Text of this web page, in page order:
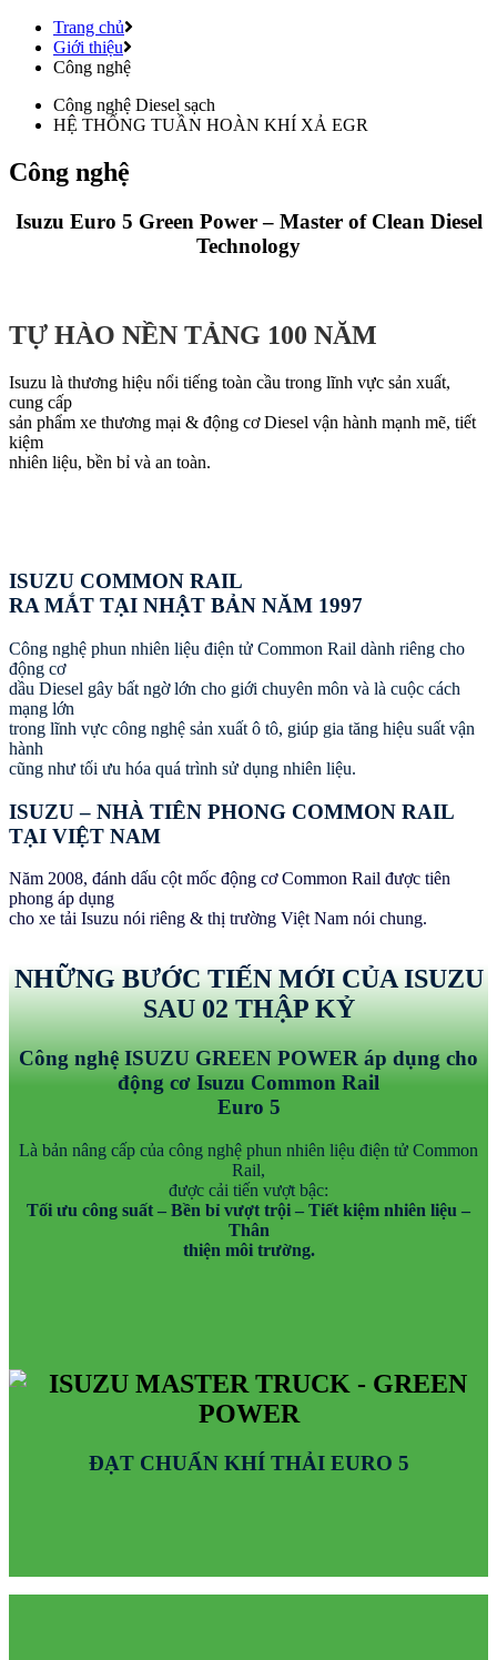
Trang chủ
Giới thiệu
Công nghệ
Công nghệ Diesel sạch
HỆ THỐNG TUẦN HOÀN KHÍ XẢ EGR
Công nghệ
Isuzu Euro 5 Green Power – Master of Clean Diesel
Technology
TỰ HÀO NỀN TẢNG 100 NĂM
Isuzu là thương hiệu nổi tiếng toàn cầu trong lĩnh vực sản xuất,
cung cấp
sản phẩm xe thương mại & động cơ Diesel vận hành mạnh mẽ, tiết
kiệm
nhiên liệu, bền bỉ và an toàn.
ISUZU COMMON RAIL
RA MẮT TẠI NHẬT BẢN NĂM 1997
Công nghệ phun nhiên liệu điện tử Common Rail dành riêng cho
động cơ
dầu Diesel gây bất ngờ lớn cho giới chuyên môn và là cuộc cách
mạng lớn
trong lĩnh vực công nghệ sản xuất ô tô, giúp gia tăng hiệu suất vận
hành
cũng như tối ưu hóa quá trình sử dụng nhiên liệu.
ISUZU – NHÀ TIÊN PHONG COMMON RAIL
TẠI VIỆT NAM
Năm 2008, đánh dấu cột mốc động cơ Common Rail được tiên
phong áp dụng
cho xe tải Isuzu nói riêng & thị trường Việt Nam nói chung.
NHỮNG BƯỚC TIẾN MỚI CỦA ISUZU
SAU 02 THẬP KỶ
Công nghệ ISUZU GREEN POWER áp dụng cho
động cơ Isuzu Common Rail
Euro 5
Là bản nâng cấp của công nghệ phun nhiên liệu điện tử Common
Rail,
được cải tiến vượt bậc:
Tối ưu công suất – Bền bỉ vượt trội – Tiết kiệm nhiên liệu –
Thân
thiện môi trường.
ĐẠT CHUẨN KHÍ THẢI EURO 5